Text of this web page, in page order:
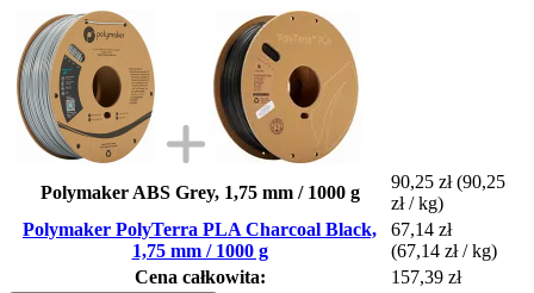
Polymaker ABS Grey, 1,75 mm / 1000 g
90,25 zł (90,25
zł / kg)
Polymaker PolyTerra PLA Charcoal Black,
1,75 mm / 1000 g
67,14 zł
(67,14 zł / kg)
Cena całkowita:
157,39 zł